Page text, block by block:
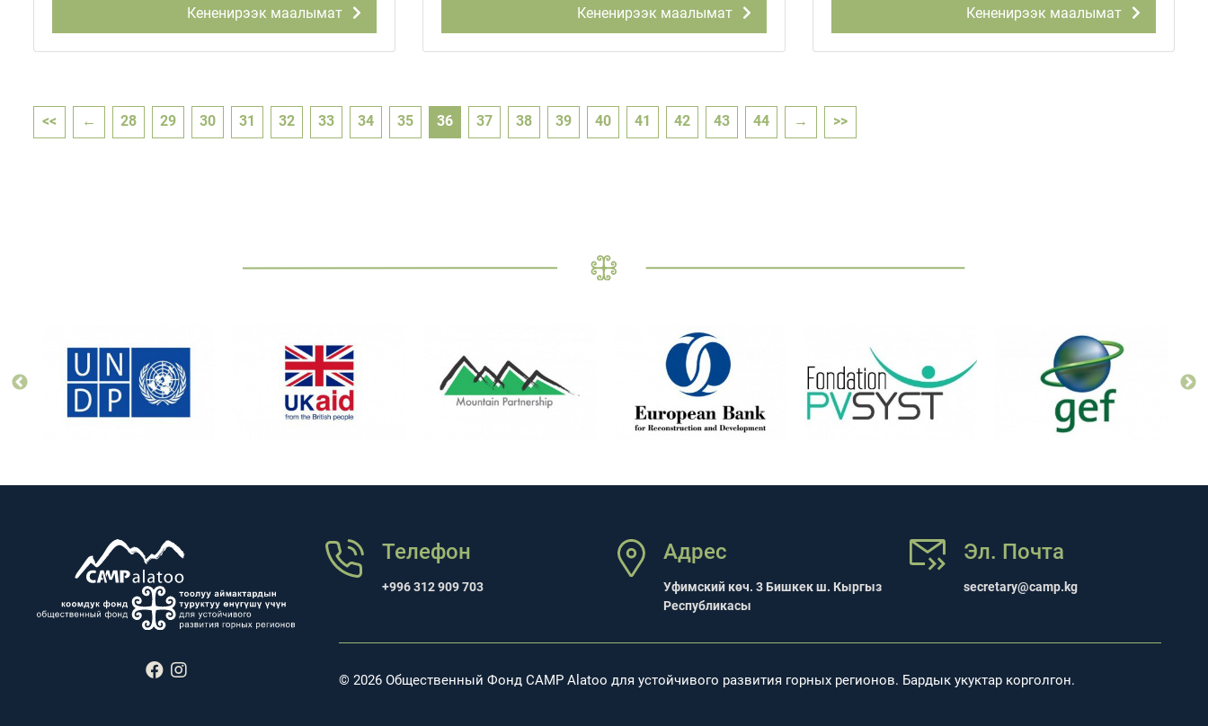
Кененирээк маалымат Кененирээк маалымат Кененирээк маалымат
<< ← 28 29 30 31 32 33 34 35 36 37 38 39 40 41 42 43 44 → >>
Телефон
+996 312 909 703
Адрес
Уфимский көч. 3 Бишкек ш. Кыргыз
Республикасы
Эл. Почта
secretary@camp.kg
© 2026 Общественный Фонд CAMP Alatoo для устойчивого развития горных регионов. Бардык укуктар корголгон.